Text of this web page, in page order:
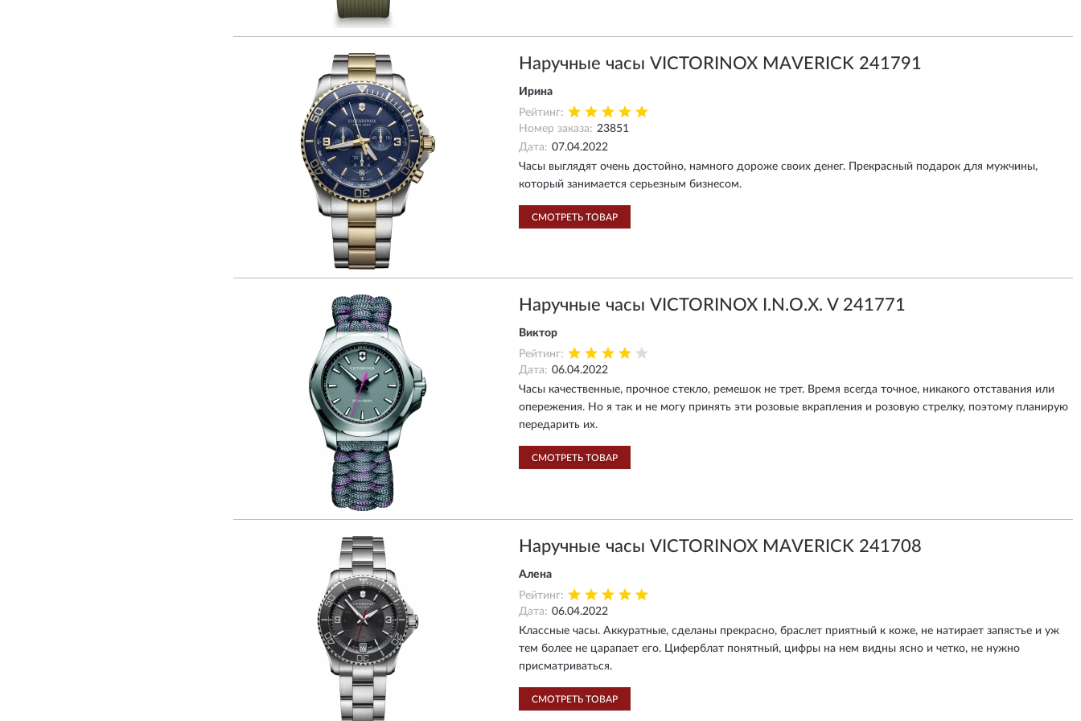
Наручные часы VICTORINOX MAVERICK 241791
Ирина
Рейтинг:
Номер заказа: 23851
Дата: 07.04.2022
Часы выглядят очень достойно, намного дороже своих денег. Прекрасный подарок для мужчины,
который занимается серьезным бизнесом.
СМОТРЕТЬ ТОВАР
Наручные часы VICTORINOX I.N.O.X. V 241771
Виктор
Рейтинг:
Дата: 06.04.2022
Часы качественные, прочное стекло, ремешок не трет. Время всегда точное, никакого отставания или
опережения. Но я так и не могу принять эти розовые вкрапления и розовую стрелку, поэтому планирую
передарить их.
СМОТРЕТЬ ТОВАР
Наручные часы VICTORINOX MAVERICK 241708
Алена
Рейтинг:
Дата: 06.04.2022
Классные часы. Аккуратные, сделаны прекрасно, браслет приятный к коже, не натирает запястье и уж
тем более не царапает его. Циферблат понятный, цифры на нем видны ясно и четко, не нужно
присматриваться.
СМОТРЕТЬ ТОВАР